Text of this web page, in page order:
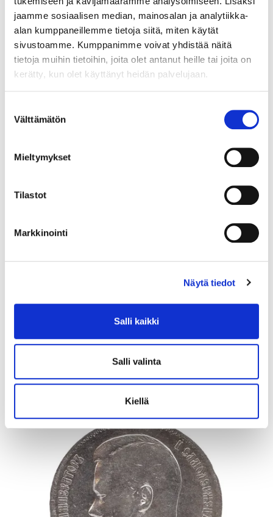
jaamme sosiaalisen median, mainosalan ja analytiikka-
alan kumppaneillemme tietoja siitä, miten käytät
sivustoamme. Kumppanimme voivat yhdistää näitä
tietoja muihin tietoihin, joita olet antanut heille tai joita on
kerätty, kun olet käyttänyt heidän palvelujaan.
valinta
Välttämätön
Mieltymykset
Tilastot
Markkinointi
Näytä tiedot
Salli kaikki
Salli valinta
Kiellä
17.8.2026 20:12:00
Kiviriipus, desing Aukusti Paatola, mitat 41x58mm, 830br, Paino:
Vuosaaren Pantti
17.8.2026 20:24:30